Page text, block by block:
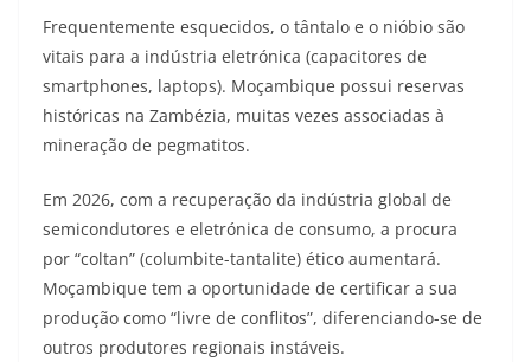
Frequentemente esquecidos, o tântalo e o nióbio são
vitais para a indústria eletrónica (capacitores de
smartphones, laptops). Moçambique possui reservas
históricas na Zambézia, muitas vezes associadas à
mineração de pegmatitos.
Em 2026, com a recuperação da indústria global de
semicondutores e eletrónica de consumo, a procura
por “coltan” (columbite-tantalite) ético aumentará.
Moçambique tem a oportunidade de certificar a sua
produção como “livre de conflitos”, diferenciando-se de
outros produtores regionais instáveis.